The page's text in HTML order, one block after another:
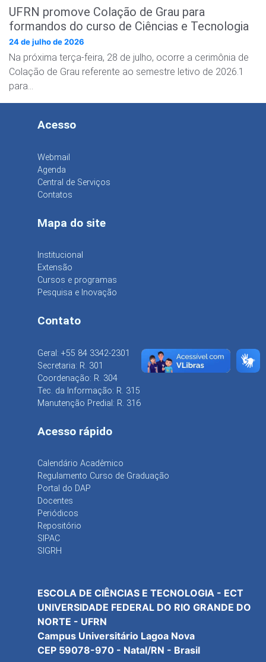
UFRN promove Colação de Grau para
formandos do curso de Ciências e Tecnologia
24 de julho de 2026
Na próxima terça-feira, 28 de julho, ocorre a cerimônia de
Colação de Grau referente ao semestre letivo de 2026.1
para…
Acesso
Webmail
Agenda
Central de Serviços
Contatos
Mapa do site
Institucional
Extensão
Cursos e programas
Pesquisa e Inovação
Contato
Geral: +55 84 3342-2301
Secretaria: R. 301
Coordenação: R. 304
Tec. da Informação: R. 315
Manutenção Predial: R. 316
Acesso rápido
Calendário Acadêmico
Regulamento Curso de Graduação
Portal do DAP
Docentes
Periódicos
Repositório
SIPAC
SIGRH
ESCOLA DE CIÊNCIAS E TECNOLOGIA - ECT
UNIVERSIDADE FEDERAL DO RIO GRANDE DO
NORTE - UFRN
Campus Universitário Lagoa Nova
CEP 59078-970 - Natal/RN - Brasil